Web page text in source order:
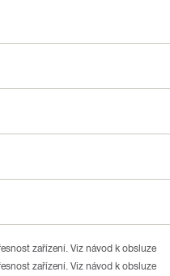
zařízení. Viz návod k obsluze
zařízení. Viz návod k obsluze